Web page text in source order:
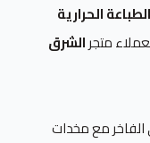
الحرارية
متجرالشرق
الفاخر مع مخدات